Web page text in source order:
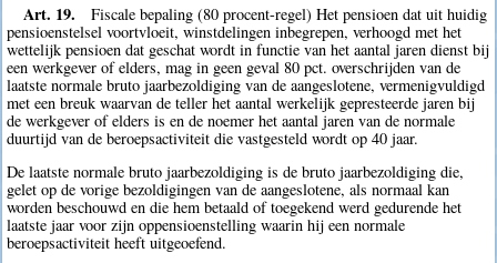
Art. 19.
Fiscale bepaling (80 procent-regel) Het pensioen dat uit huidig
pensioenstelsel voortvloeit, winstdelingen inbegrepen, verhoogd met het
wettelijk pensioen dat geschat wordt in functie van het aantal jaren dienst bij
een werkgever of elders, mag in geen geval 80 pct. overschrijden van de
laatste normale bruto jaarbezoldiging van de aangeslotene, vermenigvuldigd
met een breuk waarvan de teller het aantal werkelijk gepresteerde jaren bij
de werkgever of elders is en de noemer het aantal jaren van de normale
duurtijd van de beroepsactiviteit die vastgesteld wordt op 40 jaar.
De laatste normale bruto jaarbezoldiging is de bruto jaarbezoldiging die,
gelet op de vorige bezoldigingen van de aangeslotene, als normaal kan
worden beschouwd en die hem betaald of toegekend werd gedurende het
laatste jaar voor zijn oppensioenstelling waarin hij een normale
beroepsactiviteit heeft uitgeoefend.